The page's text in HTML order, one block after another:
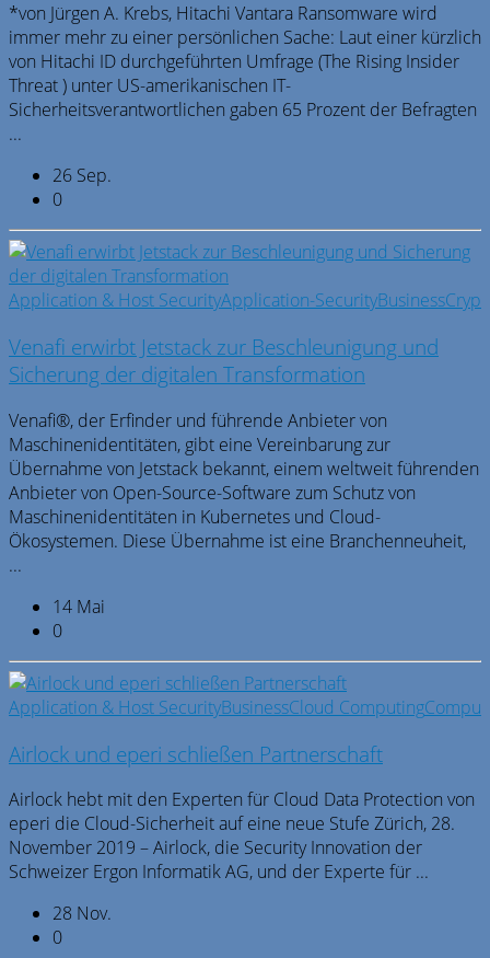
*von Jürgen A. Krebs, Hitachi Vantara Ransomware wird
immer mehr zu einer persönlichen Sache: Laut einer kürzlich
von Hitachi ID durchgeführten Umfrage (The Rising Insider
Threat ) unter US-amerikanischen IT-
Sicherheitsverantwortlichen gaben 65 Prozent der Befragten
...
26 Sep.
0
Application & Host SecurityApplication-SecurityBusiness
Venafi erwirbt Jetstack zur Beschleunigung und
Sicherung der digitalen Transformation
Venafi®, der Erfinder und führende Anbieter von
Maschinenidentitäten, gibt eine Vereinbarung zur
Übernahme von Jetstack bekannt, einem weltweit führenden
Anbieter von Open-Source-Software zum Schutz von
Maschinenidentitäten in Kubernetes und Cloud-
Ökosystemen. Diese Übernahme ist eine Branchenneuheit,
...
14 Mai
0
Application & Host SecurityBusinessCloud Computing
Airlock und eperi schließen Partnerschaft
Airlock hebt mit den Experten für Cloud Data Protection von
eperi die Cloud-Sicherheit auf eine neue Stufe Zürich, 28.
November 2019 – Airlock, die Security Innovation der
Schweizer Ergon Informatik AG, und der Experte für ...
28 Nov.
0